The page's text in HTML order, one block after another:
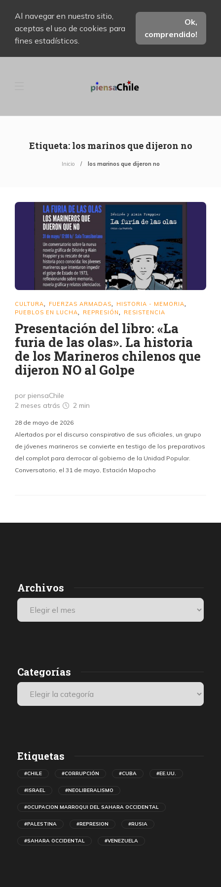
Al navegar en nuestro sitio,
aceptas el uso de cookies para
fines estadísticos.
Ok,
comprendido!
Etiqueta: los marinos que dijeron no
Inicio los marinos que dijeron no
CULTURA FUERZAS ARMADAS HISTORIA - MEMORIA
PUEBLOS EN LUCHA REPRESIÓN RESISTENCIA
Presentación del libro: «La
furia de las olas». La historia
de los Marineros chilenos que
dijeron NO al Golpe
por piensaChile
2 meses atrás
2 min
28 de mayo de 2026
Alertados por el discurso conspirativo de sus oficiales, un grupo
de jóvenes marineros se convierte en testigo de los preparativos
del complot para derrocar al gobierno de la Unidad Popular.
Conversatorio, el 31 de mayo, Estación Mapocho
Archivos
Categorías
Etiquetas
#CHILE #CORRUPCIÓN #CUBA #EE.UU.
#ISRAEL #NEOLIBERALISMO
#OCUPACION MARROQUI DEL SAHARA OCCIDENTAL
#PALESTINA #REPRESION #RUSIA
#SAHARA OCCIDENTAL #VENEZUELA